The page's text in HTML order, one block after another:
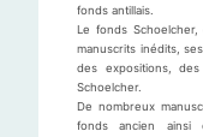
fonds antillais.
Le fonds
manuscrits inédits,
des expositions,
Schoelcher.
De nombreux
fonds ancien ainsi